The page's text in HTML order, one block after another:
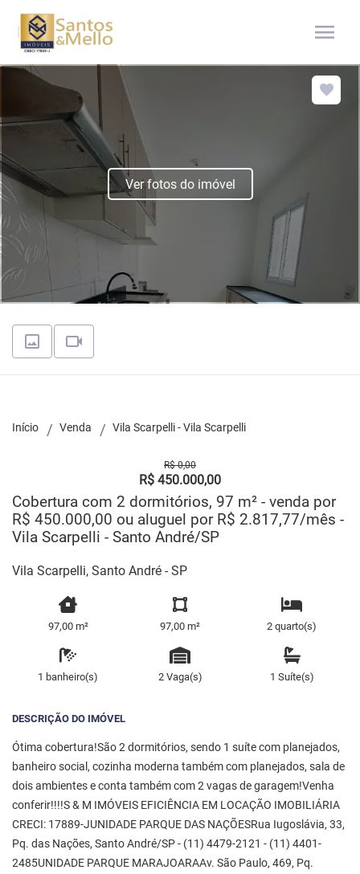
menu
Ver fotos do imóvel
Início Venda Vila Scarpelli - Vila Scarpelli
R$ 0,00
R$ 450.000,00
Cobertura com 2 dormitórios, 97 m² - venda por
R$ 450.000,00 ou aluguel por R$ 2.817,77/mês -
Vila Scarpelli - Santo André/SP
Vila Scarpelli, Santo André - SP
97,00 m² 97,00 m² 2 quarto(s)
1 banheiro(s) 2 Vaga(s) 1 Suíte(s)
DESCRIÇÃO DO IMÓVEL
Ótima cobertura!São 2 dormitórios, sendo 1 suíte com planejados,
banheiro social, cozinha moderna também com planejados, sala de
dois ambientes e conta também com 2 vagas de garagem!Venha
conferir!!!!S & M IMÓVEIS EFICIÊNCIA EM LOCAÇÃO IMOBILIÁRIA
CRECI: 17889-JUNIDADE PARQUE DAS NAÇÕESRua Iugoslávia, 33,
Pq. das Nações, Santo André/SP - (11) 4479-2121 - (11) 4401-
2485UNIDADE PARQUE MARAJOARAAv. São Paulo, 469, Pq.